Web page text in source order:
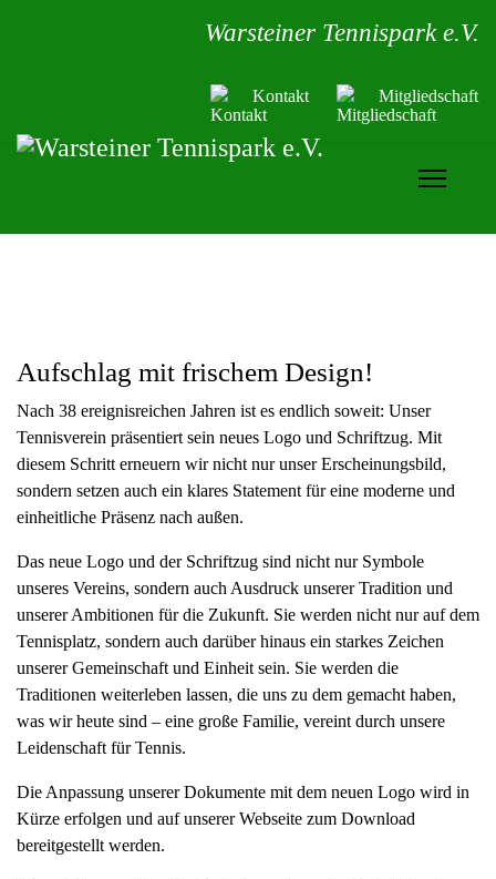
Warsteiner Tennispark e.V.
Kontakt Mitgliedschaft
Aufschlag mit frischem Design!
Nach 38 ereignisreichen Jahren ist es endlich soweit: Unser
Tennisverein präsentiert sein neues Logo und Schriftzug. Mit
diesem Schritt erneuern wir nicht nur unser Erscheinungsbild,
sondern setzen auch ein klares Statement für eine moderne und
einheitliche Präsenz nach außen.
Das neue Logo und der Schriftzug sind nicht nur Symbole
unseres Vereins, sondern auch Ausdruck unserer Tradition und
unserer Ambitionen für die Zukunft. Sie werden nicht nur auf dem
Tennisplatz, sondern auch darüber hinaus ein starkes Zeichen
unserer Gemeinschaft und Einheit sein. Sie werden die
Traditionen weiterleben lassen, die uns zu dem gemacht haben,
was wir heute sind – eine große Familie, vereint durch unsere
Leidenschaft für Tennis.
Die Anpassung unserer Dokumente mit dem neuen Logo wird in
Kürze erfolgen und auf unserer Webseite zum Download
bereitgestellt werden.